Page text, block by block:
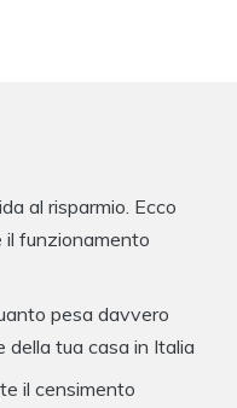
al risparmio. Ecco
il funzionamento
pesa davvero
della tua casa in Italia
il censimento